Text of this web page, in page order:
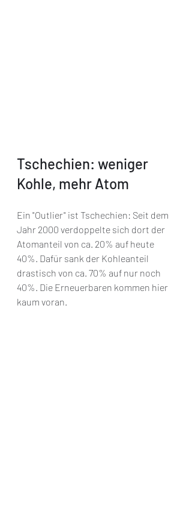
Tschechien: weniger
Kohle, mehr Atom
Ein "Outlier" ist Tschechien: Seit dem
Jahr 2000 verdoppelte sich dort der
Atomanteil von ca. 20% auf heute
40%. Dafür sank der Kohleanteil
drastisch von ca. 70% auf nur noch
40%. Die Erneuerbaren kommen hier
kaum voran.